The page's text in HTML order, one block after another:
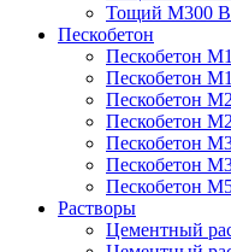
Тощий М300
Пескобетон
Пескобетон
Пескобетон
Пескобетон
Пескобетон
Пескобетон
Пескобетон
Пескобетон
Растворы
Цементный